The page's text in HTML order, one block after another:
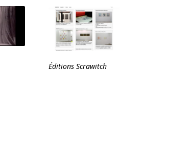
Éditions Scrawitch